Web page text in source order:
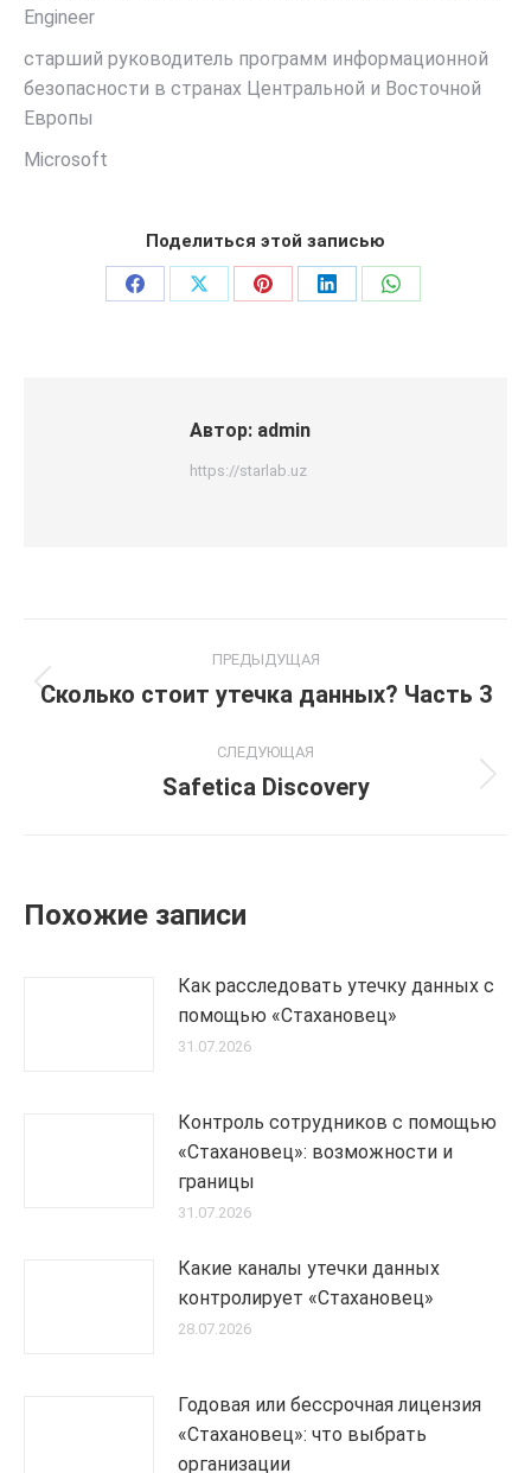
Engineer
старший руководитель программ информационной
безопасности в странах Центральной и Восточной
Европы
Microsoft
Поделиться этой записью
ПоделитьсяПоделитьсяПоделитьсяПоделитьсяПоделиться
Автор: admin
https://starlab.uz
Навигация
по
ПРЕДЫДУЩАЯ
Предыдущая
Сколько стоит утечка данных? Часть 3
СЛЕДУЮЩАЯ
Следующая
Safetica Discovery
Похожие записи
Как расследовать утечку данных с
помощью «Стахановец»
31.07.2026
Контроль сотрудников с помощью
«Стахановец»: возможности и
границы
31.07.2026
Какие каналы утечки данных
контролирует «Стахановец»
28.07.2026
Годовая или бессрочная лицензия
«Стахановец»: что выбрать
организации